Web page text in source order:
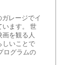
レージでイ
います。 世
を観る人
しいことで
ログラムの